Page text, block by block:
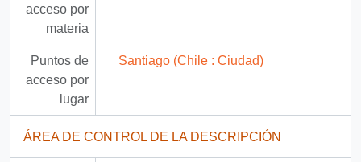
acceso por
materia
Puntos de
acceso por
lugar
Santiago (Chile : Ciudad)
ÁREA DE CONTROL DE LA DESCRIPCIÓN